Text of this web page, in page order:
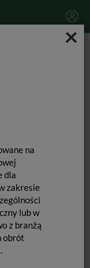
×
na
dla
zakresie
lub w
z branżą
obrót
V04 1107 000